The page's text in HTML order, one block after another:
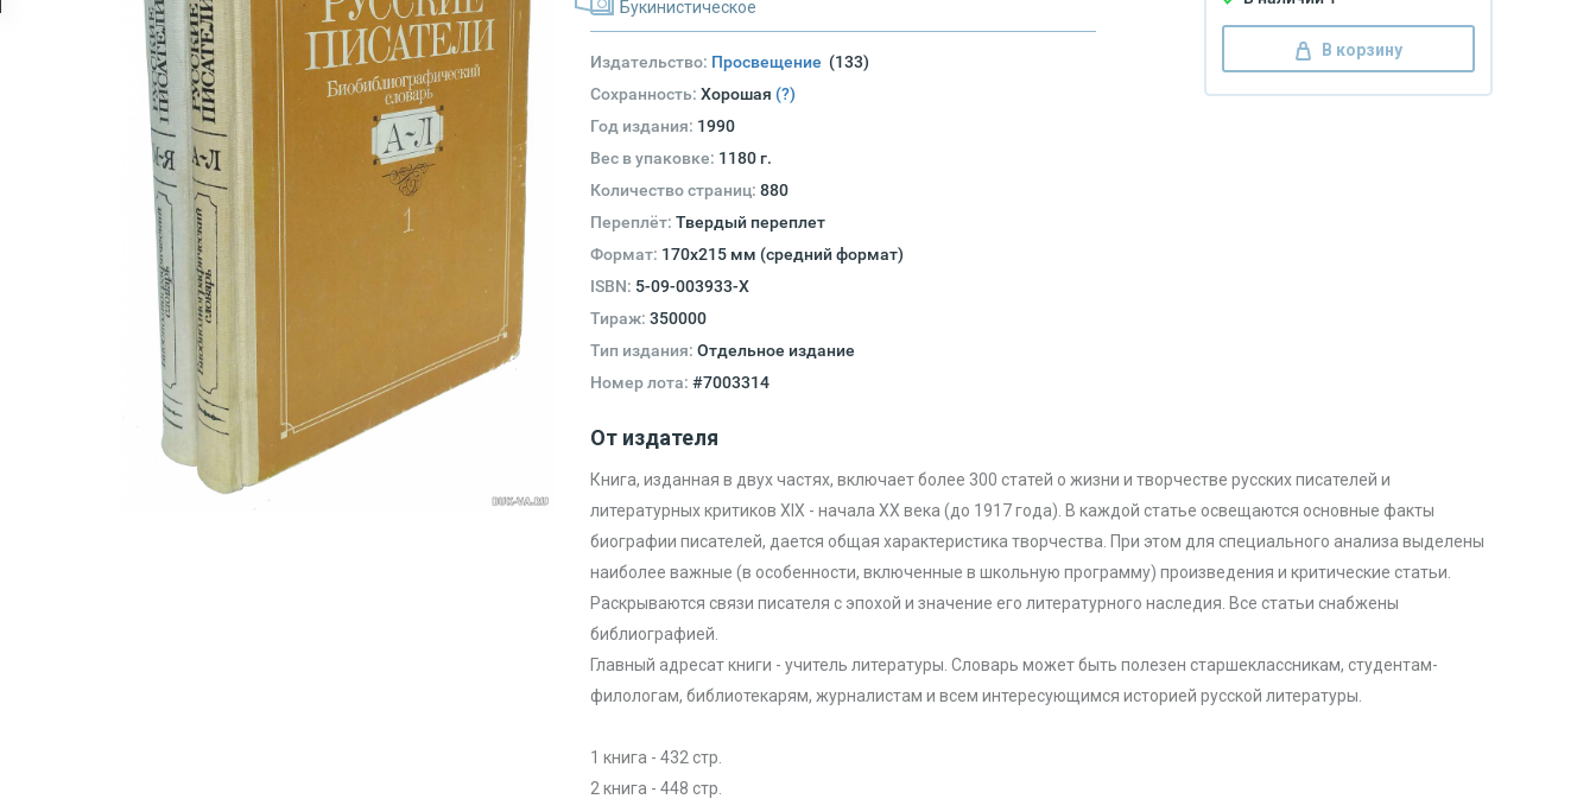
В корзину
Букинистическое
Издательство: Просвещение (133)
Сохранность: Хорошая (?)
Год издания: 1990
Вес в упаковке: 1180 г.
Количество страниц: 880
Переплёт: Твердый переплет
Формат: 170х215 мм (средний формат)
ISBN: 5-09-003933-X
Тираж: 350000
Тип издания: Отдельное издание
Номер лота: #7003314
От издателя
Книга, изданная в двух частях, включает более 300 статей о жизни и творчестве русских писателей и
литературных критиков XIX - начала XX века (до 1917 года). В каждой статье освещаются основные факты
биографии писателей, дается общая характеристика творчества. При этом для специального анализа выделены
наиболее важные (в особенности, включенные в школьную программу) произведения и критические статьи.
Раскрываются связи писателя с эпохой и значение его литературного наследия. Все статьи снабжены
библиографией.
Главный адресат книги - учитель литературы. Словарь может быть полезен старшеклассникам, студентам-
филологам, библиотекарям, журналистам и всем интересующимся историей русской литературы.
1 книга - 432 стр.
2 книга - 448 стр.